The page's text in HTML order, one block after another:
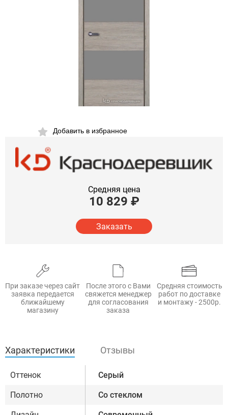
Добавить в избранное
Средняя цена
10 829 ₽
Заказать
При заказе через сайт
заявка передается
ближайшему
магазину
После этого с Вами
свяжется менеджер
для согласования
заказа
Средняя стоимость
работ по доставке
и монтажу - 2500р.
Характеристики Отзывы
Оттенок Серый
Полотно Со стеклом